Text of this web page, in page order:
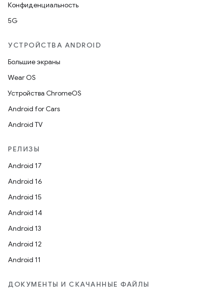
Конфиденциальность
5G
УСТРОЙСТВА ANDROID
Большие экраны
Wear OS
Устройства ChromeOS
Android for Cars
Android TV
РЕЛИЗЫ
Android 17
Android 16
Android 15
Android 14
Android 13
Android 12
Android 11
ДОКУМЕНТЫ И СКАЧАННЫЕ ФАЙЛЫ